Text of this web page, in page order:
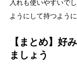
入れも使いやすいで
ようにして持つように
【まとめ】好
ましょう